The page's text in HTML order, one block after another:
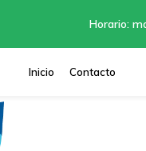
Inicio Contacto
Horario: